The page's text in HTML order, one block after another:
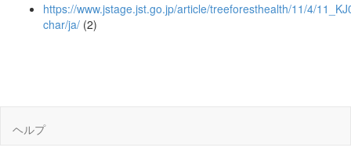
https://www.jstage.jst.go.jp/article/treeforesthealth/11/4/
char/ja/ (2)
ヘルプ